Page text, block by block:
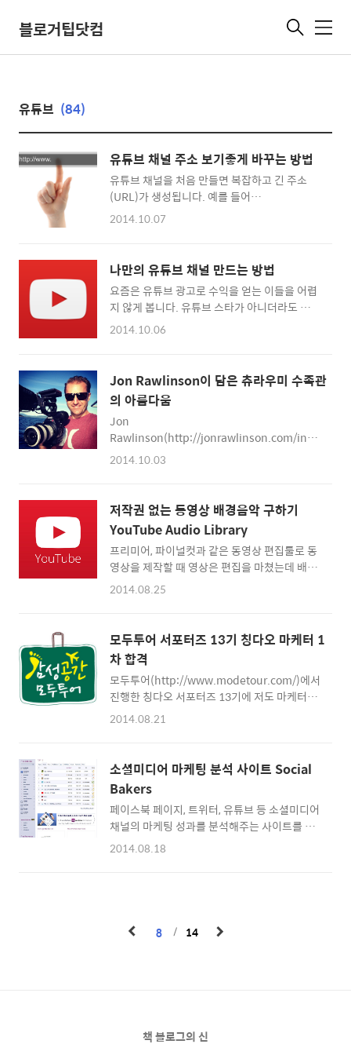
블로거팁닷컴 메
유튜브 (84)
유튜브 채널 주소 보기좋게 바꾸는 방법
유튜브 채널을 처음 만들면 복잡하고 긴 주소
(URL)가 생성됩니다. 예를 들어
youtube.com/channel/UCkededRedsdsaWsd
사의 브랜드 URL을 갖고 싶을 때는 채널 주소를
보기좋게 변경해주는 게 좋습니다. 나만의 유튜
브 채널 주소로 바꾸는 방법입니다. 유튜브에 로
그인하고 프로필 사진을 클릭한 후 나타난 창에
서 톱니바퀴 버튼을 누르세요. '고급'이라는 글
글자를 클릭하세요. 왼쪽의 경고문구를 먼저 읽
어보세요. 맞춤 채널 URL을 설정하면 추후 변
경이 불가합니다. 신중하게 URL을 생각해서 오
른쪽..
2014.10.07
나만의 유튜브 채널 만드는 방법
요즘은 유튜브 광고로 수익을 얻는 이들을 어렵
지 않게 봅니다. 유튜브 스타가 아니더라도 무심
코 올린 동영상이 인기를 얻으며 매달 수십만원
터미디어는 2억 달러 이상을 들여 인기채널 풀
스크린
(http://www.youtube.com/user/Fullscreen)
지분을 사들였습니다. 기업화된 채널은 이렇게
어마어마한 거액에 인수되기도 합니다. 유튜브
채널 자체가 하나의 미디어로 자리잡은 모양새
면 시청자 및 구독자들에게도 좋은 인상을 심어
줄 수 있습니다. 유튜브에 나만의 채널을 만드는
방법을 알아보겠습니다. 유튜브에 로그인하고
오른쪽 프..
2014.10.06
Jon Rawlinson이 담은 츄라우미 수족관
의 아름다움
Jon
Rawlinson(http://jonrawlinson.com/
은 캐나다의 영상제작자입니다. 유명한 팝가수
인물입니다. Jewel의 첫번째 웹사이트와 전자
상거래 사이트도 Jon의 손으로 만들어졌습니
다. Jewel의 Foolish Games 라이브 공연
(http://www.youtube.com/watch?
v=L9abuQVho5I)도 함께 추천합니다. 디스커
버리채널, 야후, 인터콘티넨탈호텔, 아메리칸 익
와 츄라미 수족관(http://oki-churaumi.jp/)
을 배경으로 촬영한 영상이 유튜브와 비메오를
통해 ..
2014.10.03
저작권 없는 동영상 배경음악 구하기
YouTube Audio Library
프리미어, 파이널컷과 같은 동영상 편집툴로 동
영상을 제작할 때 영상은 편집을 마쳤는데 배경
음악(BGM)을 구하기 어려울 때가 있습니다. 과
리를 이용하면 Vimeo와는 차원이 다른 고품질
의 좋은 음악들을 무료로 구할 수 있습니다. 유
튜브 오디오 라이브러리
http://www.youtube.com/audiolibrary/music
음원 목록들이 나타납니다. 상단에 추천, 장르,
무드, 악기, 시간 등의 메뉴가 나타납니다. 동영
음원을 구하려고 자연스레 무드를 집중적으로
누르게 되더라고요. 꼭 알고있어야 하는 곳을 숫
자로 설명드릴..
2014.08.25
모두투어 서포터즈 13기 칭다오 마케터 1
차 합격
모두투어(http://www.modetour.com/)에서
진행한 칭다오 서포터즈 13기에 저도 마케터로
지원했는데요. 합격했다고 문자가 왔습니다. 그
마케터 미션까지 통과하면 중국 칭다오로 4박 5
일간 떠나게 됩니다. 틈나는대로 콘티도 짜뒀는
데 블로그에 UCC 동영상을 공개할 때 콘티도
올려보겠습니다. 일상에 지친 직장인에게 위로
가 되는 강의 최근에 페이스북 친구의 글을 보다
가 우연히 접한 동영상 강의가 있어 소개합니다.
독교학과 김..
2014.08.21
소셜미디어 마케팅 분석 사이트 Social
Bakers
페이스북 페이지, 트위터, 유튜브 등 소셜미디어
채널의 마케팅 성과를 분석해주는 사이트를 소
개합니다. 소셜 베이커스(Social Bakers) 페이
다. 한국에서 가장 유명세를 타고 있는 페이스북
게시글도 보여줍니다. 소셜 베이커스 바로가기
을 알 수 있습니다. 오른쪽 성비 그래프를 ..
2014.08.18
8 14
책 블로그의 신